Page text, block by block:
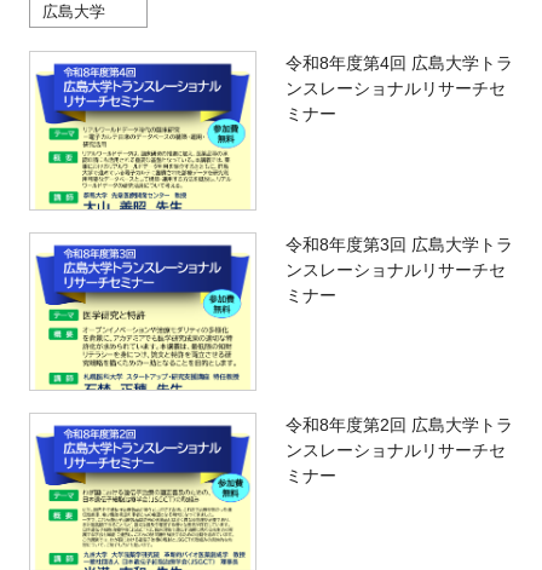
広島大学
令和8年度第4回 広島大学トラ
ンスレーショナルリサーチセ
ミナー
令和8年度第3回 広島大学トラ
ンスレーショナルリサーチセ
ミナー
令和8年度第2回 広島大学トラ
ンスレーショナルリサーチセ
ミナー